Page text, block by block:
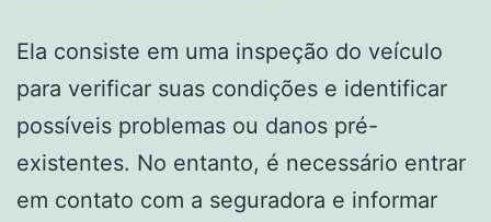
Ela consiste em uma inspeção do veículo
para verificar suas condições e identificar
possíveis problemas ou danos pré-
existentes. No entanto, é necessário entrar
em contato com a seguradora e informar